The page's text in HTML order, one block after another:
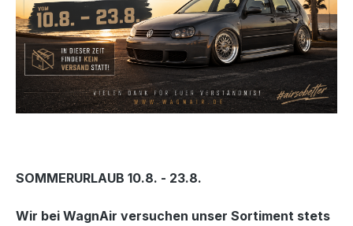
SOMMERURLAUB 10.8. - 23.8.
Wir bei WagnAir versuchen unser Sortiment stets